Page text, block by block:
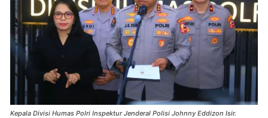
Kepala Divisi Humas Polri Inspektur Jenderal Polisi Johnny Eddizon Isir.